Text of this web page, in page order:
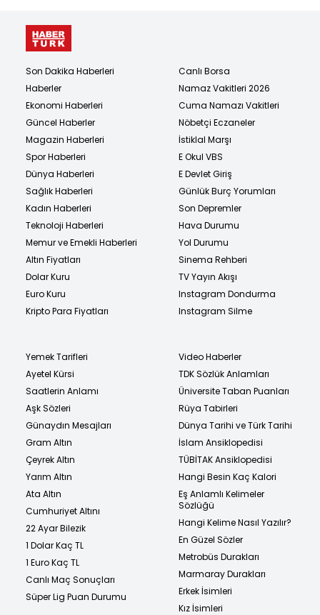
Son Dakika Haberleri
Haberler
Ekonomi Haberleri
Güncel Haberler
Magazin Haberleri
Spor Haberleri
Dünya Haberleri
Sağlık Haberleri
Kadın Haberleri
Teknoloji Haberleri
Memur ve Emekli Haberleri
Altın Fiyatları
Dolar Kuru
Euro Kuru
Kripto Para Fiyatları
Canlı Borsa
Namaz Vakitleri 2026
Cuma Namazı Vakitleri
Nöbetçi Eczaneler
İstiklal Marşı
E Okul VBS
E Devlet Giriş
Günlük Burç Yorumları
Son Depremler
Hava Durumu
Yol Durumu
Sinema Rehberi
TV Yayın Akışı
Instagram Dondurma
Instagram Silme
Yemek Tarifleri
Ayetel Kürsi
Saatlerin Anlamı
Aşk Sözleri
Günaydın Mesajları
Gram Altın
Çeyrek Altın
Yarım Altın
Ata Altın
Cumhuriyet Altını
22 Ayar Bilezik
1 Dolar Kaç TL
1 Euro Kaç TL
Canlı Maç Sonuçları
Süper Lig Puan Durumu
Video Haberler
TDK Sözlük Anlamları
Üniversite Taban Puanları
Rüya Tabirleri
Dünya Tarihi ve Türk Tarihi
İslam Ansiklopedisi
TÜBİTAK Ansiklopedisi
Hangi Besin Kaç Kalori
Eş Anlamlı Kelimeler
Sözlüğü
Hangi Kelime Nasıl Yazılır?
En Güzel Sözler
Metrobüs Durakları
Marmaray Durakları
Erkek İsimleri
Kız İsimleri